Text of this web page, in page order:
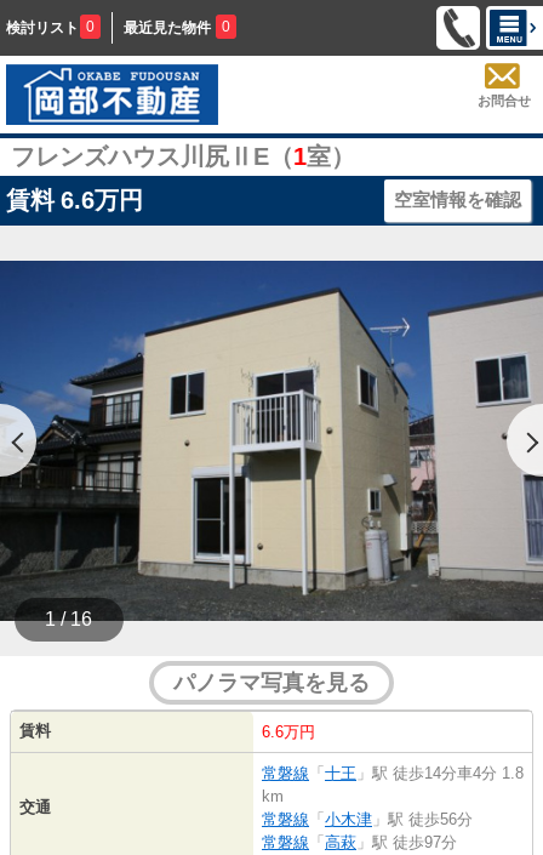
検討リスト 0 最近見た物件 0
お問合せ
フレンズハウス川尻ⅡE（1室）
賃料 6.6万円 空室情報を確認
1 / 16
パノラマ写真を見る
賃料 6.6万円
交通
常磐線 「 十王 」駅 徒歩14分車4分 1.8
km
常磐線 「 小木津 」駅 徒歩56分
常磐線 「 高萩 」駅 徒歩97分